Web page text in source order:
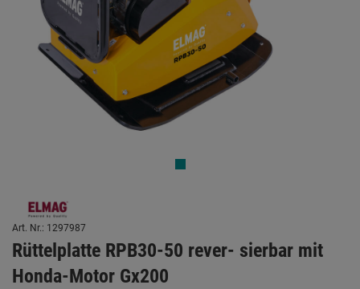
Art. Nr.: 1297987
Rüttelplatte RPB30-50 rever- sierbar mit
Honda-Motor Gx200